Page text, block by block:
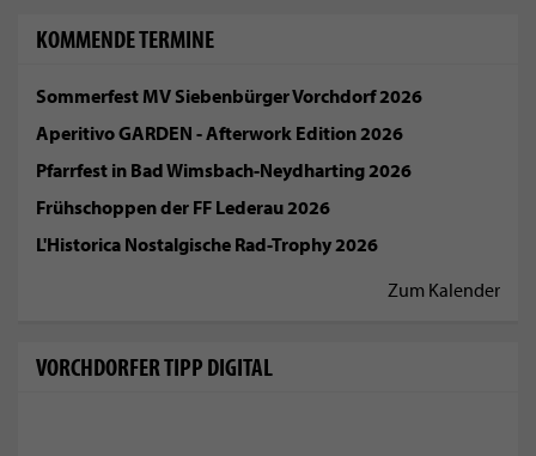
KOMMENDE TERMINE
Sommerfest MV Siebenbürger Vorchdorf 2026
Aperitivo GARDEN - Afterwork Edition 2026
Pfarrfest in Bad Wimsbach-Neydharting 2026
Frühschoppen der FF Lederau 2026
L'Historica Nostalgische Rad-Trophy 2026
Zum Kalender
VORCHDORFER TIPP DIGITAL